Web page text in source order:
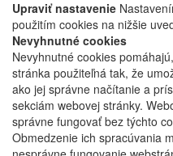
Upraviť nastavenie
použitím cookies na nižšie
Nevyhnutné cookies
Nevyhnutné cookies
stránka použiteľná tak, že
ako jej správne načítanie a
sekciám webovej stránky.
správne fungovať bez týchto
Obmedzenie ich spracúvania